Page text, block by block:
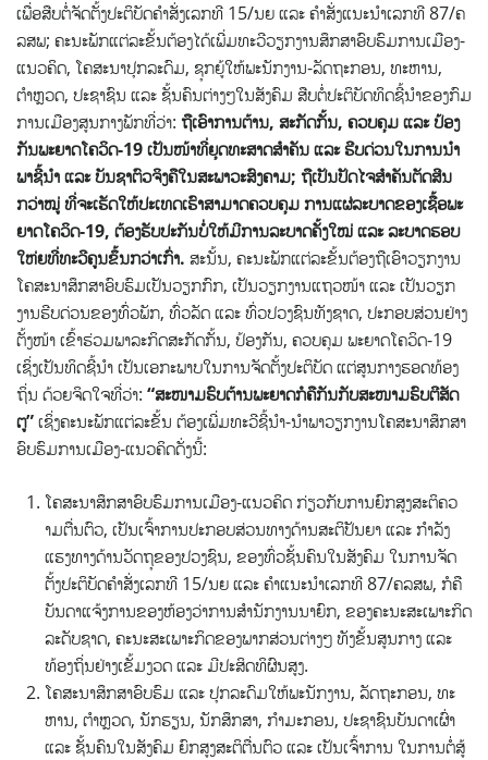
ເພື່ອ​ສືບ​ຕໍ່​ຈັດ​ຕັ້ງ​ປະ​ຕິ​ບັດ​ຄຳ​ສັ່ງ​ເລກ​ທີ 15/ນຍ ແລະ ຄຳ​ສັ່ງ​ແນ​ະນຳ​ເລກ​ທີ 87/ຄ​
ລ​ສ​ພ; ຄະ​ນະ​ພັກ​ແຕ່​ລະ​ຂັ້ນ​ຕ້ອງ​ໄດ້​ເພີ່ມ​ທະ​ວີ​ວຽກ​ງານ​ສຶກ​ສາ​ອົບ​ຮົມ​ການ​ເມືອງ-
ແນວ​ຄິດ, ໂຄ​ສະ​ນາ​ປຸກ​ລະ​ດົມ, ຊຸກ​ຍູ້​ໃຫ້​ພະ​ນັກ​ງານ-ລັດ​ຖະ​ກອນ, ທະ​ຫານ,
ຕຳຫຼວດ, ປະ​ຊາ​ຊົນ​ ແລະ ຊັ້ນ​ຄົນ​ຕ່າງໆ​ໃນ​ສັງ​ຄົ​ມ ສືບ​ຕໍ່​ປະ​ຕິ​ບັດ​ທິດ​ຊີ້​ນຳ​ຂອງ​ກົມ​
ການ​ເມືອງ​ສູນ​ກາງ​ພັກ​ທີ່​ວ່າ: ຖື​ເອົາ​ການ​ຕ້ານ, ສະ​ກັດ​ກັ້ນ, ຄວບ​ຄຸມ ແລະ ປ້ອງ​
ກັນພະ​ຍາດ​ໂຄວິດ-19 ເປັນ​ໜ້າ​ທີ່​ຍຸດ​ທະ​ສາດ​ສຳ​ຄັນ ແລະ ຮີບ​ດ່ວນ​ໃນ​ການ​ນຳ​
ພາຊີ້​ນຳ ແລະ ບັນ​ຊາ​ຕົວ​ຈິງ​ຄື​ໃນ​ສະ​ພາ​ວະ​ສົງ​ຄາມ; ຖື​ເປັນ​ປັດ​​ໄຈ​ສ​ຳ​ຄັນຕັດ​ສີນ
ກວ່າ​ໝູ່ ທີ່​ຈະ​ເຮັດ​ໃຫ້​ປະ​ເທດ​ເຮົາ​ສາ​ມາດ​ຄວບ​ຄຸມ ​ການ​ແຜ່​ລະ​ບາດ​ຂອງ​ເຊື້ອພະ​
ຍາດ​ໂຄວິດ-19, ຕ້ອງ​ຮັບ​ປະ​ກັນ​ບໍ່​ໃຫ້​ມີ​ການ​ລະ​ບາດ​ຄັ້ງ​ໃໝ່ ແລະ ລະ​ບາດ​ຮອບ​
ໃຫ່​ຍ​ທີ່​ທະ​ວີ​ຄູນ​ຂຶ້ນກວ່າ​ເກົ່າ. ສະ​ນັ້ນ, ຄະ​ນະ​ພັກ​ແຕ່​ລະ​ຂັ້ນ​ຕ້ອງ​ຖື​ເອົາ​ວຽກ​ງານ​
ໂຄ​ສະ​ນາ​ສຶກ​ສາ​ອົບ​ຮົມ​ເປັນ​ວຽກ​ກົກ, ເປັນ​ວຽກ​ງານ​ແຖວ​ໜ້າ ແລະ ເປັນ​ວຽກ​
ງານ​ຮີບ​ດ່ວນ​ຂອງ​ທົ່ວ​ພັກ, ທົ່ວ​ລັດ ແລະ ທົ່ວ​ປວງ​ຊົນ​ທັງ​ຊາດ, ປະ​ກອບ​ສ່ວນ​ຢ່າງ​
ຕັ້ງໜ້າ ເຂົ້າ​ຮ່ວມ​ພາ​ລະ​ກິດ​ສະ​ກັດ​ກັ້ນ, ປ້ອງ​ກັນ, ຄວບ​ຄຸມ ພະ​ຍາດ​ໂຄວິດ-19
ເຊິ່ງ​ເປັນ​ທິດ​ຊີ້​ນຳ ເປັນ​ເອ​ກະ​ພາບ​ໃນ​ການ​ຈັດ​ຕັ້ງ​ປະ​ຕິ​ບັດ ແຕ່​ສູນ​ກາງ​ຮອດ​ທ້ອງ​
ຖິ່ນ ດ້ວຍ​ຈິດ​ໃຈ​ທີ່​ວ່າ: “ສະ​ໜາມ​ຮົບ​ຕ້ານ​ພະ​ຍາດ​ກໍ​ຄື​ກັນ​ກັ​ບ​ສະ​ໜາມ​ຮົບ​ຕີ​ສັດ​
ຕູ”ເຊິ່ງ​ຄະ​ນະ​ພັກ​ແຕ່​ລະ​ຂັ້ນ ຕ້ອງ​ເພີ່​ມ​ທະ​ວີ​ຊີ້​ນຳ-ນຳ​ພາ​ວຽກ​ງານ​ໂຄ​ສະ​ນາ​ສຶກ​ສາ​
ອົບ​ຮົມ​ການ​ເມືອງ-ແນວ​ຄິດ​ດັ່ງ​ນີ້:
ໂຄ​ສະ​ນາ​ສຶກ​ສາ​ອົບ​ຮົມ​ການ​ເມືອງ-ແນວ​ຄິດ ກ່ຽວ​ກັບ​ການ​ຍົກ​ສູງ​ສະ​ຕ​ິ​ຄວ​
າມ​ຕື່ນ​ຕົວ, ເປັນ​ເຈົ້າ​ການ​ປະ​ກອບ​ສ່ວນ​ທາງ​ດ້ານ​ສະ​ຕິ​ປັນ​ຍາ ແລະ ກຳ​ລັງ​
ແຮງ​ທາງ​ດ້ານ​ວັດ​ຖຸ​ຂອງ​ປວງ​ຊົນ, ຂອງ​ທົ່ວ​ຊັ້ນ​ຄົນ​ໃນ​ສັງ​ຄົມ ໃນ​ການ​ຈັດ​
ຕັ້ງ​ປະ​ຕິ​ບັດ​ຄຳ​ສັ່ງ​ເລກ​ທີ 15/ນຍ ແລະ ຄຳ​ແນະ​ນຳ​ເລກ​ທີ 87/ຄ​ລ​ສ​ພ, ກໍ​ຄື​
ບັນ​ດາ​ແຈ້ງ​ການ​ຂອງ​ຫ້ອງວ່າ​ການ​ສຳ​ນັກ​ງານ​ນາ​ຍົກ, ຂອງ​ຄະ​ນະ​ສະ​ເພາະ​ກິດ​
ລະ​ດັບ​ຊາດ, ຄະ​ນະ​ສະ​ເພາະ​ກິດ​ຂອງ​ພາກ​ສ່ວນ​ຕ່າງໆ ທັງ​ຂັ້ນ​ສູນ​ກາງ ແລະ
ທ້ອງ​ຖິ່ນ​ຢ່າງ​ເຂັ້ມ​ງວ​ດ ​ແ​ລະ ມີ​ປະ​ສິດ​ທິ​ຜົນ​ສູງ.
ໂຄ​ສະ​ນາສຶກ​ສາ​ອົບ​ຮົມ ແລະ ປຸກ​ລະ​ດົມ​ໃຫ້​ພະ​ນັກ​ງານ, ລັດ​ຖະ​ກອນ, ທະ​
ຫານ​, ຕຳຫຼວດ, ນັກ​ຮຽນ, ນັກ​ສຶກ​ສາ, ກຳ​ມະ​ກອນ, ປະ​ຊາ​ຊົນ​ບັນ​ດາ​ເຜົ່າ
ແລະ ຊັ້ນຄົນ​ໃນ​ສັງ​ຄົມ ຍົກ​ສູງ​ສະ​ຕິ​ຕື່ນ​ຕົວ ແລະ ເປັນ​ເຈົ້າ​ການ ໃນ​ການ​ຕໍ່​ສູ້​